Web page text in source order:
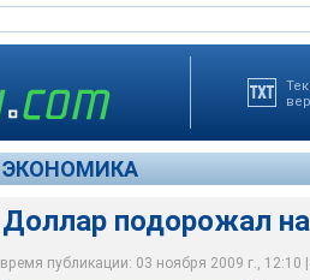
ЭКОНОМИКА
Доллар подорожал
время публикации: 03 ноября 2009 г., 12:10